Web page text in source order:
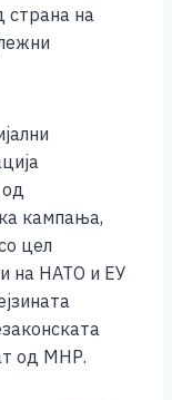
страна на
кампања,
цел
на НАТО и ЕУ
од МНР.